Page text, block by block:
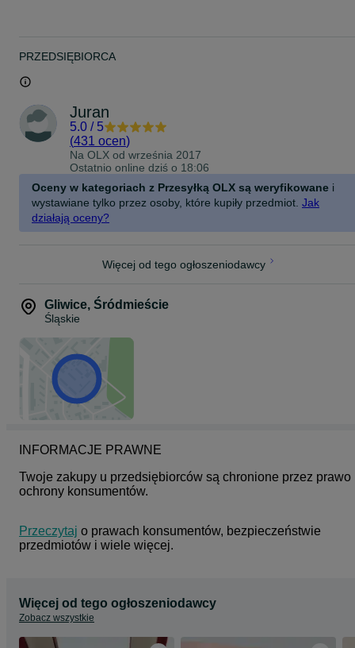
PRZEDSIĘBIORCA
Juran
5.0 / 5
(431 ocen)
Na OLX od września 2017
Ostatnio online dziś o 18:06
Oceny w kategoriach z Przesyłką OLX są weryfikowane i
wystawiane tylko przez osoby, które kupiły przedmiot. Jak
działają oceny?
Więcej od tego ogłoszeniodawcy
Gliwice, Śródmieście
Śląskie
INFORMACJE PRAWNE
Twoje zakupy u przedsiębiorców są chronione przez prawo
ochrony konsumentów.
Przeczytaj o prawach konsumentów, bezpieczeństwie
przedmiotów i wiele więcej.
Więcej od tego ogłoszeniodawcy
Zobacz wszystkie